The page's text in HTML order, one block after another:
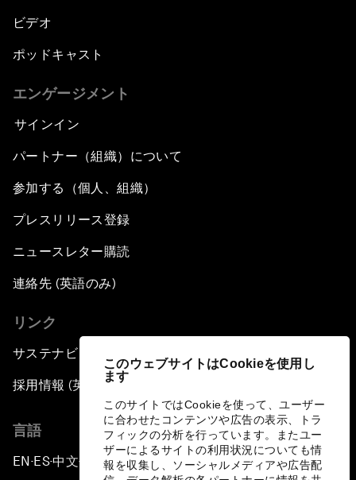
このウェブサイトはCookieを使用し
ます
このサイトではCookieを使って、ユーザー
に合わせたコンテンツや広告の表示、トラ
フィックの分析を行っています。またユー
ザーによるサイトの利用状況についても情
報を収集し、ソーシャルメディアや広告配
ビデオ
ポッドキャスト
エンゲージメント
サインイン
パートナー（組織）について
参加する（個人、組織）
プレスリリース登録
ニュースレター購読
連絡先 (英語のみ)
リンク
サステナビリティへの取り組み
採用情報 (英語のみ)
言語
EN ▪ES▪中文▪ 日本語